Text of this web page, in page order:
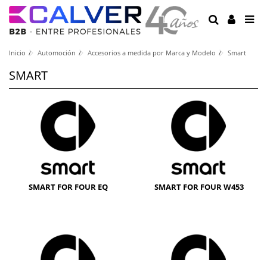
Inicio Automoción Accesorios a medida por Marca y Modelo Smart
SMART
SMART FOR FOUR EQ SMART FOR FOUR W453